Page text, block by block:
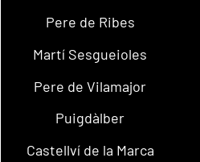
Pere de Ribes
Martí Sesgueioles
Pere de Vilamajor
Puigdàlber
Castellví de la Marca